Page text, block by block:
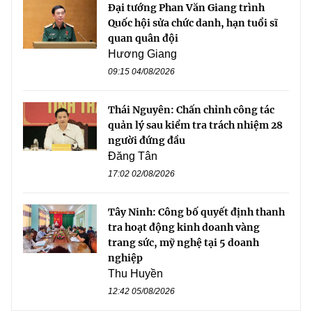
Đại tướng Phan Văn Giang trình
Quốc hội sửa chức danh, hạn tuổi sĩ
quan quân đội
Hương Giang
09:15 04/08/2026
Thái Nguyên: Chấn chỉnh công tác
quản lý sau kiểm tra trách nhiệm 28
người đứng đầu
Đăng Tân
17:02 02/08/2026
Tây Ninh: Công bố quyết định thanh
tra hoạt động kinh doanh vàng
trang sức, mỹ nghệ tại 5 doanh
nghiệp
Thu Huyền
12:42 05/08/2026